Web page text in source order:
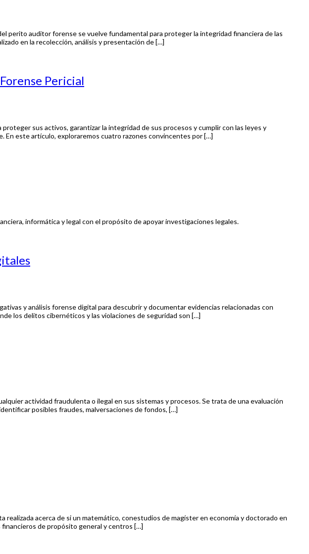
perito auditor forense se vuelve fundamental para proteger la integridad financiera de las
en la recolección, análisis y presentación de […]
Pericial
sus activos, garantizar la integridad de sus procesos y cumplir con las leyes y
En este artículo, exploraremos cuatro razones convincentes por […]
informática y legal con el propósito de apoyar investigaciones legales.
y análisis forense digital para descubrir y documentar evidencias relacionadas con
los delitos cibernéticos y las violaciones de seguridad son […]
actividad fraudulenta o ilegal en sus sistemas y procesos. Se trata de una evaluación
posibles fraudes, malversaciones de fondos, […]
acerca de si un matemático, conestudios de magíster en economía y doctorado en
financieros de propósito general y centros […]